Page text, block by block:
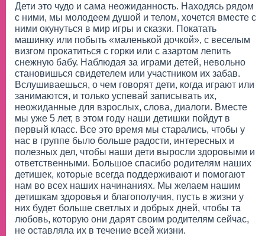
Дети это чудо и сама неожиданность. Находясь рядом
с ними, мы молодеем душой и телом, хочется вместе с
ними окунуться в мир игры и сказки. Покатать
машинку или побыть «маленькой дочкой», с веселым
визгом прокатиться с горки или с азартом лепить
снежную бабу. Наблюдая за играми детей, невольно
становишься свидетелем или участником их забав.
Вслушиваешься, о чем говорят дети, когда играют или
занимаются, и только успевай записывать их,
неожиданные для взрослых, слова, диалоги. Вместе
мы уже 5 лет, в этом году наши детишки пойдут в
первый класс. Все это время мы старались, чтобы у
нас в группе было больше радости, интересных и
полезных дел, чтобы наши дети выросли здоровыми и
ответственными. Большое спасибо родителям наших
детишек, которые всегда поддерживают и помогают
нам во всех наших начинаниях. Мы желаем нашим
детишкам здоровья и благополучия, пусть в жизни у
них будет больше светлых и добрых дней, чтобы та
любовь, которую они дарят своим родителям сейчас,
не оставляла их в течение всей жизни.